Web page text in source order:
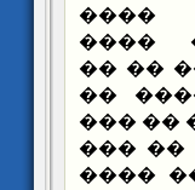
����
�����
�����